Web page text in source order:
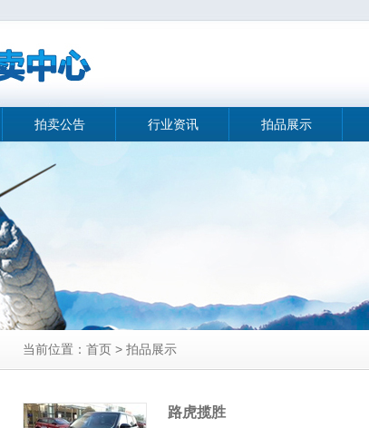
拍卖公告 行业资讯 拍品展示
当前位置：首页 > 拍品展示
路虎揽胜